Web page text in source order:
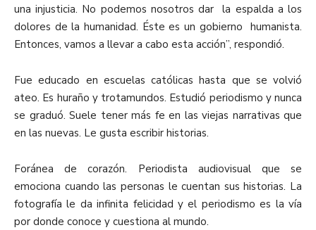
una injusticia. No podemos nosotros dar la espalda a los
dolores de la humanidad. Éste es un gobierno humanista.
Entonces, vamos a llevar a cabo esta acción”, respondió.
Fue educado en escuelas católicas hasta que se volvió
ateo. Es huraño y trotamundos. Estudió periodismo y nunca
se graduó. Suele tener más fe en las viejas narrativas que
en las nuevas. Le gusta escribir historias.
Foránea de corazón. Periodista audiovisual que se
emociona cuando las personas le cuentan sus historias. La
fotografía le da infinita felicidad y el periodismo es la vía
por donde conoce y cuestiona al mundo.